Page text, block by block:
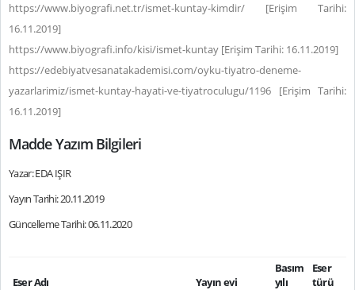
https://www.biyografi.net.tr/ismet-kuntay-kimdir/ [Erişim Tarihi:
16.11.2019]
https://www.biyografi.info/kisi/ismet-kuntay [Erişim Tarihi: 16.11.2019]
https://edebiyatvesanatakademisi.com/oyku-tiyatro-deneme-
yazarlarimiz/ismet-kuntay-hayati-ve-tiyatroculugu/1196 [Erişim Tarihi:
16.11.2019]
Madde Yazım Bilgileri
Yazar: EDA IŞIR
Yayın Tarihi: 20.11.2019
Güncelleme Tarihi: 06.11.2020
Eser Adı Yayın evi
Basım
yılı
Eser
türü